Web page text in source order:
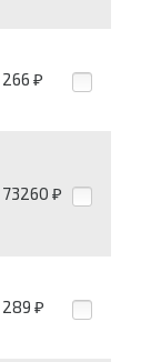
266 ₽
73260 ₽
289 ₽